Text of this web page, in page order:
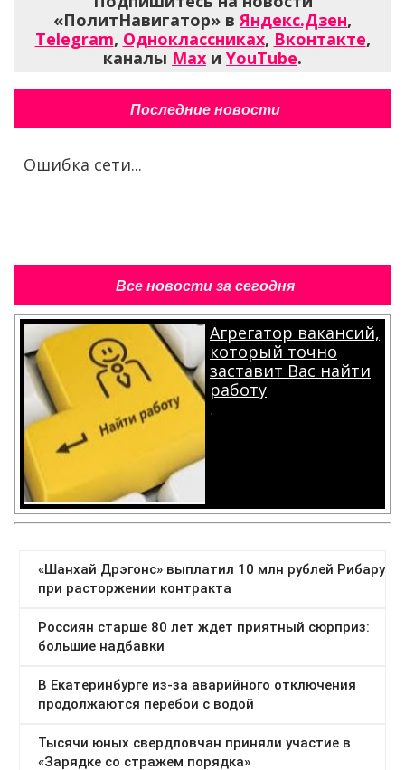
«ПолитНавигатор» вЯндекс.Дзен,
Telegram, Одноклассниках, Вконтакте,
каналы Max и YouTube.
Последние новости
Ошибка сети...
Все новости за сегодня
Агрегатор вакансий,
который точно
заставит Вас найти
работу
.